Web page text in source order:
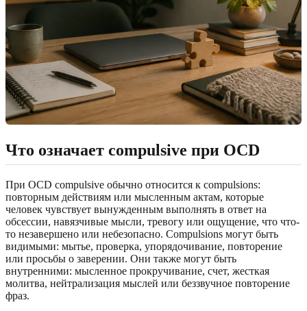
Что означает compulsive при OCD
При OCD compulsive обычно относится к compulsions:
повторным действиям или мысленным актам, которые
человек чувствует вынужденным выполнять в ответ на
обсессии, навязчивые мысли, тревогу или ощущение, что что-
то незавершено или небезопасно. Compulsions могут быть
видимыми: мытье, проверка, упорядочивание, повторение
или просьбы о заверении. Они также могут быть
внутренними: мысленное прокручивание, счет, жесткая
молитва, нейтрализация мыслей или беззвучное повторение
фраз.